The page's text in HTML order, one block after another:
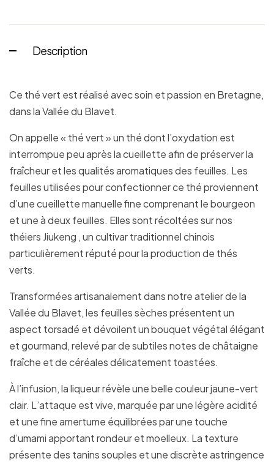
Description
Ce thé vert est réalisé avec soin et passion en Bretagne,
dans la Vallée du Blavet.
On appelle « thé vert » un thé dont l’oxydation est
interrompue peu après la cueillette afin de préserver la
fraîcheur et les qualités aromatiques des feuilles. Les
feuilles utilisées pour confectionner ce thé proviennent
d’une cueillette manuelle fine comprenant le bourgeon
et une à deux feuilles. Elles sont récoltées sur nos
théiers Jiukeng , un cultivar traditionnel chinois
particulièrement réputé pour la production de thés
verts.
Transformées artisanalement dans notre atelier de la
Vallée du Blavet, les feuilles sèches présentent un
aspect torsadé et dévoilent un bouquet végétal élégant
et gourmand, relevé par de subtiles notes de châtaigne
fraîche et de céréales délicatement toastées.
À l’infusion, la liqueur révèle une belle couleur jaune-vert
clair. L’attaque est vive, marquée par une légère acidité
et une fine amertume équilibrées par une touche
d’umami apportant rondeur et moelleux. La texture
présente des tanins souples et une discrète astringence